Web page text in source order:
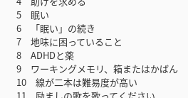
5 眠い
6 「眠い」の続き
7 地味に困っていること
8 ADHDと薬
9 ワーキングメモリ、箱またはかばん
10 線が二本は難易度が高い